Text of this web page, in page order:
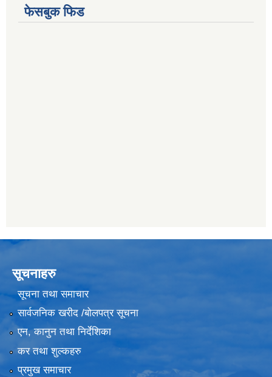
फेसबुक फिड
सूचनाहरु
सूचना तथा समाचार
सार्वजनिक खरीद /बोलपत्र सूचना
एन, कानुन तथा निर्देशिका
कर तथा शुल्कहरु
प्रमुख समाचार